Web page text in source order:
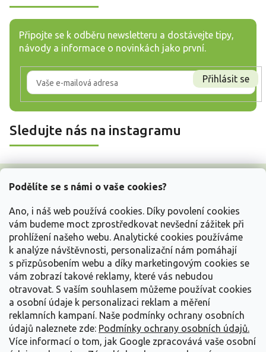
Podělíte se s námi o vaše cookies?
Ano, i náš web používá cookies. Díky povolení cookies
vám budeme moct zprostředkovat nevšední zážitek při
prohlížení našeho webu. Analytické cookies používáme
k analýze návštěvnosti, personalizační nám pomáhají
s přizpůsobením webu a díky marketingovým cookies se
vám zobrazí takové reklamy, které vás nebudou
otravovat. S vaším souhlasem můžeme používat cookies
a osobní údaje k personalizaci reklam a měření
reklamních kampaní. Naše podmínky ochrany osobních
údajů naleznete zde: Podmínky ochrany osobních údajů.
Více informací o tom, jak Google zpracovává vaše osobní
Připojte se k odběru newsletteru a dostávejte tipy,
návody a informace o novinkách jako první.
Přihlásit se
Sledujte nás na instagramu
Z
Vše o nákupu
Informace pro Vás
Kontakujte nás